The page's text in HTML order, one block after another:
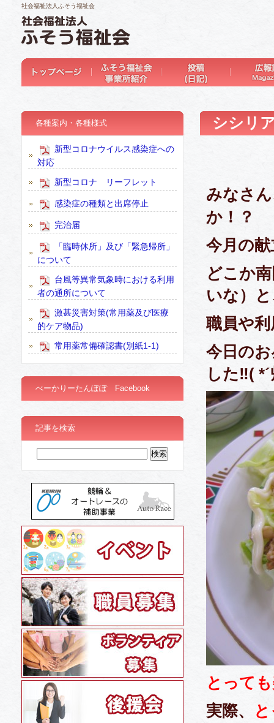
社会福祉法人ふそう福祉会
シシリ
みなさ
か！？
今月の
どこか
いな）
職員や
今日の
した‼(
とって
実際、
各種案内・各種様式
新型コロナウイルス感染症への
対応
新型コロナ リーフレット
感染症の種類と出席停止
完治届
「臨時休所」及び「緊急帰所」
について
台風等異常気象時における利用
者の通所について
激甚災害対策(常用薬及び医療
的ケア物品)
常用薬常備確認書(別紙1-1)
べーかりーたんぽぽ Facebook
記事を検索